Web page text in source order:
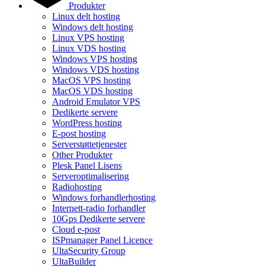
Produkter
Linux delt hosting
Windows delt hosting
Linux VPS hosting
Linux VDS hosting
Windows VPS hosting
Windows VDS hosting
MacOS VPS hosting
MacOS VDS hosting
Android Emulator VPS
Dedikerte servere
WordPress hosting
E-post hosting
Serverstøttetjenester
Other Produkter
Plesk Panel Lisens
Serveroptimalisering
Radiohosting
Windows forhandlerhosting
Internett-radio forhandler
10Gps Dedikerte servere
Cloud e-post
ISPmanager Panel Licence
UltaSecurity Group
UltaBuilder